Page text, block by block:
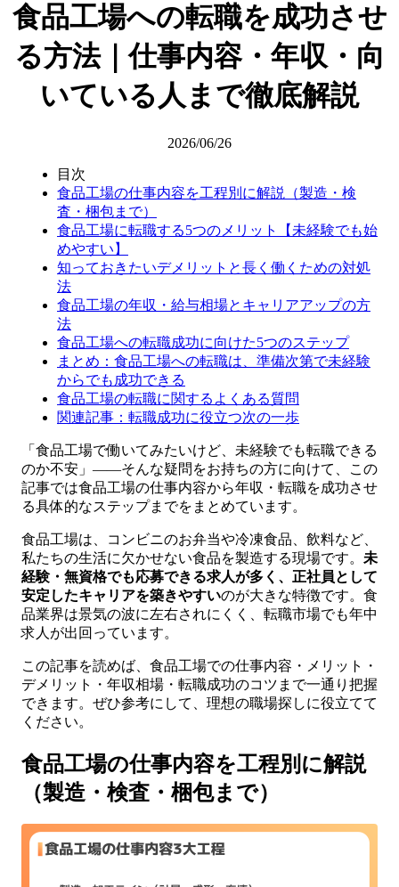
食品工場への転職を成功させ
る方法｜仕事内容・年収・向
いている人まで徹底解説
2026/06/26
目次
食品工場の仕事内容を工程別に解説（製造・検
査・梱包まで）
食品工場に転職する5つのメリット【未経験でも始
めやすい】
知っておきたいデメリットと長く働くための対処
法
食品工場の年収・給与相場とキャリアアップの方
法
食品工場への転職成功に向けた5つのステップ
まとめ：食品工場への転職は、準備次第で未経験
からでも成功できる
食品工場の転職に関するよくある質問
関連記事：転職成功に役立つ次の一歩
「食品工場で働いてみたいけど、未経験でも転職できる
のか不安」——そんな疑問をお持ちの方に向けて、この
記事では食品工場の仕事内容から年収・転職を成功させ
る具体的なステップまでをまとめています。
食品工場は、コンビニのお弁当や冷凍食品、飲料など、
私たちの生活に欠かせない食品を製造する現場です。 未
経験・無資格でも応募できる求人が多く、正社員として
安定したキャリアを築きやすいのが大きな特徴です。食
品業界は景気の波に左右されにくく、転職市場でも年中
求人が出回っています。
この記事を読めば、食品工場での仕事内容・メリット・
デメリット・年収相場・転職成功のコツまで一通り把握
できます。ぜひ参考にして、理想の職場探しに役立てて
ください。
食品工場の仕事内容を工程別に解説
（製造・検査・梱包まで）